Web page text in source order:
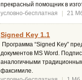
прекрасный помощник в
условно-бесплатная
21
Signed Key 1.1
Программа “Signed Key”
документов MS Word.
аналогичными
факсимиле.